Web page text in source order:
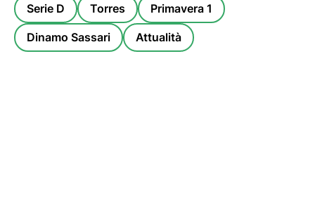
Serie D Torres Primavera 1
Dinamo Sassari Attualità